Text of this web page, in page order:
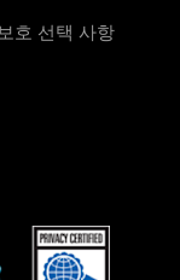
호 선택 사항